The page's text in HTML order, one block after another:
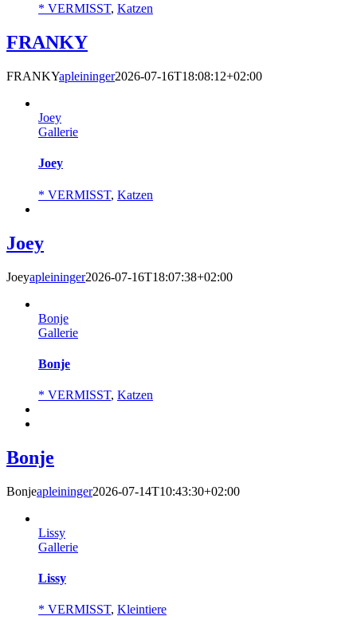
* VERMISST, Katzen
FRANKY
FRANKYapleininger2026-07-16T18:08:12+02:00
Joey
Gallerie
Joey
* VERMISST, Katzen
Joey
Joeyapleininger2026-07-16T18:07:38+02:00
Bonje
Gallerie
Bonje
* VERMISST, Katzen
Bonje
Bonjeapleininger2026-07-14T10:43:30+02:00
Lissy
Gallerie
Lissy
* VERMISST, Kleintiere